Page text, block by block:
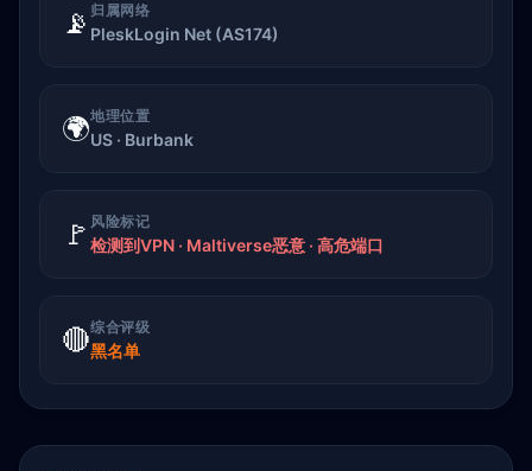
📡 归属网络
PleskLogin Net (AS174)
🌍地理位置
US · Burbank
🚩 风险标记
检测到VPN · Maltiverse恶意 · 高危端口
🔴综合评级
黑名单